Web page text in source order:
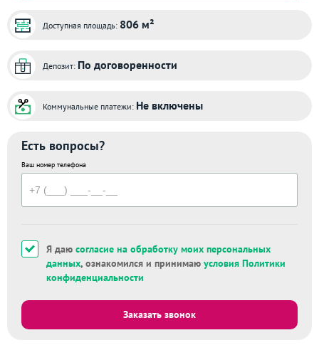
Доступная площадь: 806 м²
Депозит: По договоренности
Коммунальные платежи: Не включены
Есть вопросы?
Ваш номер телефона
Я даю согласие на обработку моих персональных
данных, ознакомился и принимаю условия Политики
конфиденциальности
Заказать звонок